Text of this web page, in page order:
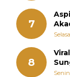
7
8